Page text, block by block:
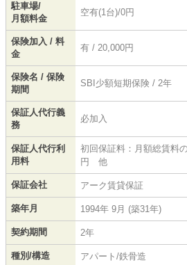
駐車場/
月額料金
空有(1台)/0円
保険加入 / 料
金
有 / 20,000円
保険名 / 保険
期間
SBI少額短期保険 / 2年
保証人代行義
務
必加入
保証人代行利
用料
初回保証料：月額総賃料
円 他
保証会社 アーク賃貸保証
築年月 1994年 9月 (築31年)
契約期間 2年
種別/構造 アパート/鉄骨造